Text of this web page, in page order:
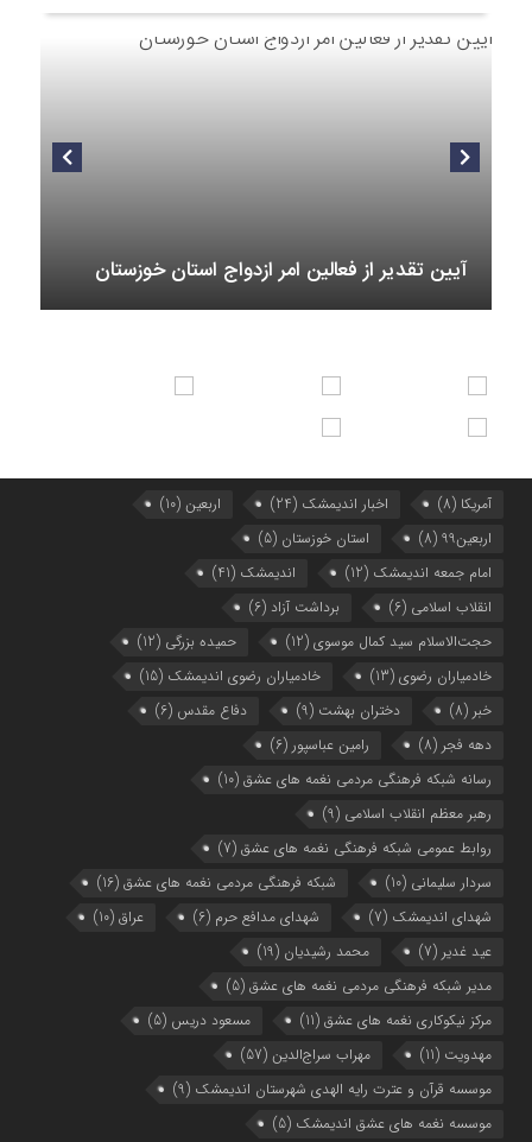
8 ماه قبل
خداحافظی سراج الدین با شبکه فرهنگی مردمی نغمه های عشق
برگزاری رویداد ملی جامعه پرداز
آیین تقدیر از فعالین امر ازدواج استان خوزستان
آمریکا (8) اخبار اندیمشک (24) اربعین (10)
اربعین99
(8) استان خوزستان (5)
امام جمعه اندیمشک (12) اندیمشک (41)
انقلاب اسلامی (6) برداشت آزاد (6)
حجت‌الاسلام سید کمال موسوی (12) حمیده بزرگی (12)
خادمیاران رضوی (13) خادمیاران رضوی اندیمشک (15)
خبر (8) دختران بهشت (9) دفاع مقدس (6)
دهه فجر (8) رامین عباسپور (6)
رسانه شبکه فرهنگی مردمی نغمه های عشق (10)
رهبر معظم انقلاب اسلامی (9)
روابط عمومی شبکه فرهنگی نغمه های عشق (7)
سردار سلیمانی (10) شبکه فرهنگی مردمی نغمه های عشق (16)
شهدای اندیمشک (7) شهدای مدافع حرم (6) عراق (10)
عید غدیر (7) محمد رشیدیان (19)
مدیر شبکه فرهنگی مردمی نغمه های عشق (5)
مرکز نیکوکاری نغمه های عشق (11) مسعود دریس (5)
مهدویت (11) مهراب سراج‌الدین (57)
موسسه قرآن و عترت رایه الهدی شهرستان اندیمشک (9)
موسسه نغمه های عشق اندیمشک (5)